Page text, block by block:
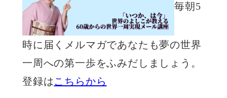
毎朝5
時に届くメルマガであなたも夢の世界
一周への第一歩をふみだしましょう。
登録はこちらから